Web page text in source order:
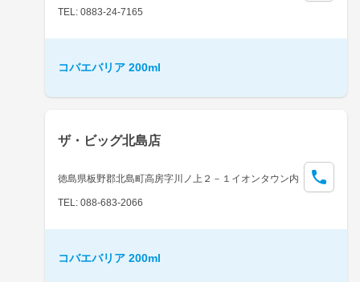
TEL: 0883-24-7165
コバエバリア 200ml
ザ・ビッグ北島店
徳島県板野郡北島町高房字川ノ上２－１イオンタウン内
TEL: 088-683-2066
コバエバリア 200ml